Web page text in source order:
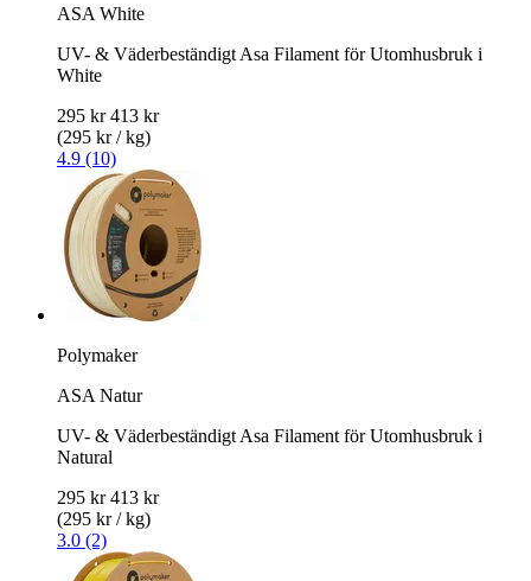
ASA White
UV- & Väderbeständigt Asa Filament för Utomhusbruk i
White
295 kr 413 kr
(295 kr / kg)
4.9 (10)
Polymaker
ASA Natur
UV- & Väderbeständigt Asa Filament för Utomhusbruk i
Natural
295 kr 413 kr
(295 kr / kg)
3.0 (2)